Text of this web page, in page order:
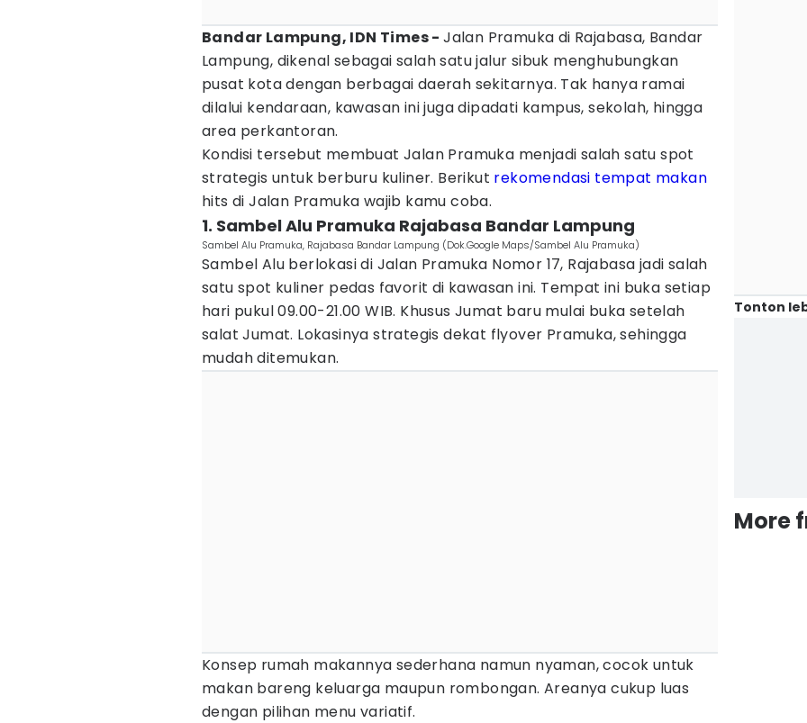
Bandar Lampung, IDN Times -Jalan Pramuka di Rajabasa, Bandar
Lampung, dikenal sebagai salah satu jalur sibuk menghubungkan
pusat kota dengan berbagai daerah sekitarnya. Tak hanya ramai
dilalui kendaraan, kawasan ini juga dipadati kampus, sekolah, hingga
area perkantoran.
Kondisi tersebut membuat Jalan Pramuka menjadi salah satu spot
strategis untuk berburu kuliner. Berikut rekomendasi tempat makan
hits di Jalan Pramuka wajib kamu coba.
1. Sambel Alu Pramuka Rajabasa Bandar Lampung
Sambel Alu Pramuka, Rajabasa Bandar Lampung (Dok.Google Maps/Sambel Alu Pramuka)
Sambel Alu berlokasi di Jalan Pramuka Nomor 17, Rajabasa jadi salah
satu spot kuliner pedas favorit di kawasan ini. Tempat ini buka setiap
hari pukul 09.00-21.00 WIB. Khusus Jumat baru mulai buka setelah
salat Jumat. Lokasinya strategis dekat flyover Pramuka, sehingga
mudah ditemukan.
Konsep rumah makannya sederhana namun nyaman, cocok untuk
makan bareng keluarga maupun rombongan. Areanya cukup luas
dengan pilihan menu variatif.
Tonton
More